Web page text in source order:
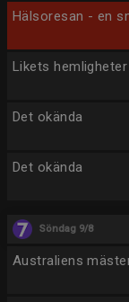
Hälsoresan - en
Likets hemligheter
Det okända
Det okända
Söndag 9/8
Australiens